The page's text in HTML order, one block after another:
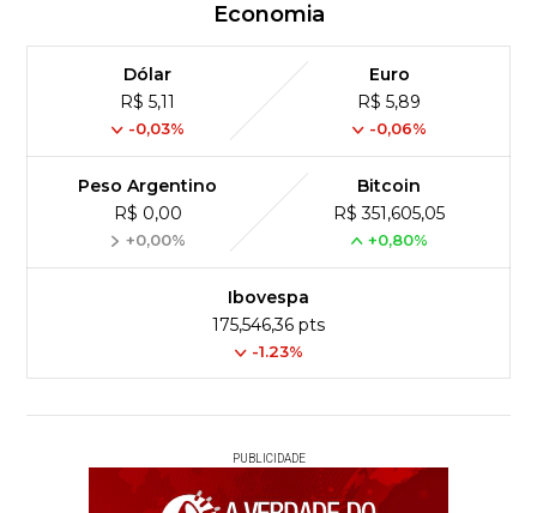
Economia
Dólar
R$ 5,11
-0,03%
Euro
R$ 5,89
-0,06%
Peso Argentino
R$ 0,00
+0,00%
Bitcoin
R$ 351,605,05
+0,80%
Ibovespa
175,546,36 pts
-1.23%
PUBLICIDADE